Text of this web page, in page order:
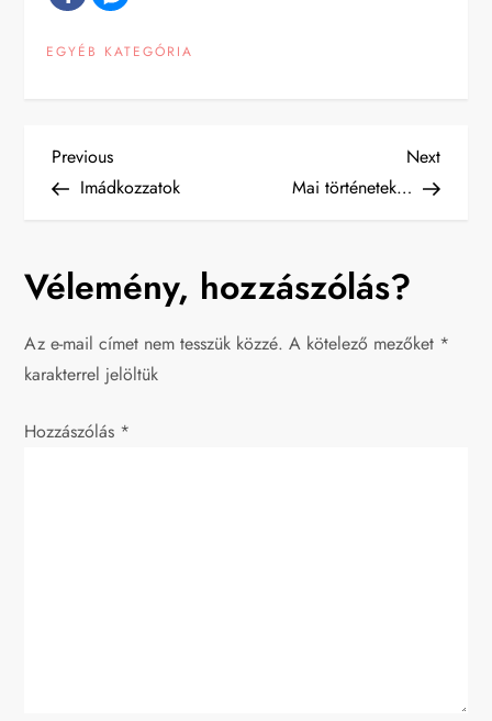
EGYÉB KATEGÓRIA
B
j
g
y
Previous
Post
Previous
Imádkozzatok
Next
Post
Next
Mai történetek…
Vélemény, hozzászólás?
Az e-mail címet nem tesszük közzé. A kötelező mezőket *
karakterrel jelöltük
Hozzászólás *